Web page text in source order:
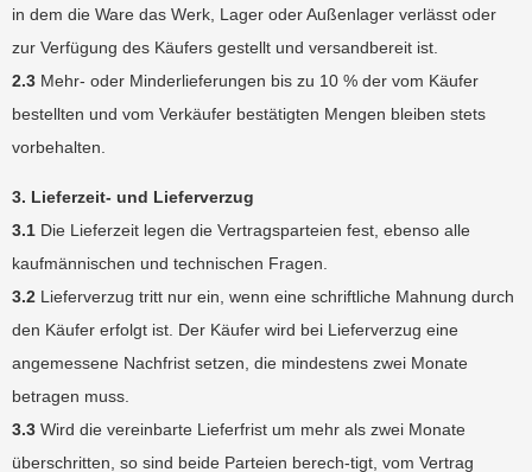
in dem die Ware das Werk, Lager oder Außenlager verlässt oder
zur Verfügung des Käufers gestellt und versandbereit ist.
2.3 Mehr- oder Minderlieferungen bis zu 10 % der vom Käufer
bestellten und vom Verkäufer bestätigten Mengen bleiben stets
vorbehalten.
3. Lieferzeit- und Lieferverzug
3.1 Die Lieferzeit legen die Vertragsparteien fest, ebenso alle
kaufmännischen und technischen Fragen.
3.2 Lieferverzug tritt nur ein, wenn eine schriftliche Mahnung durch
den Käufer erfolgt ist. Der Käufer wird bei Lieferverzug eine
angemessene Nachfrist setzen, die mindestens zwei Monate
betragen muss.
3.3 Wird die vereinbarte Lieferfrist um mehr als zwei Monate
überschritten, so sind beide Parteien berech-tigt, vom Vertrag